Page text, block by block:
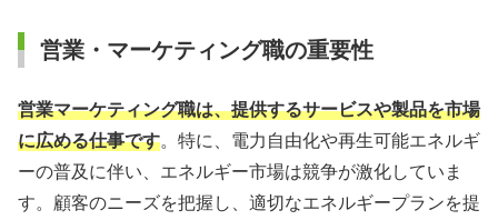
営業・マーケティング職の重要性
営業マーケティング職は、提供するサービスや製品を市場
に広める仕事です。特に、電力自由化や再生可能エネルギ
ーの普及に伴い、エネルギー市場は競争が激化していま
す。顧客のニーズを把握し、適切なエネルギープランを提